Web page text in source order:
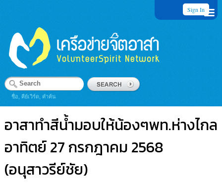
Sign In
ชื่อ, คีย์เวิร์ด, คำค้น
อาสาทำสีน้ำมอบให้น้องๆพท.ห่างไกล
อาทิตย์ 27 กรกฎาคม 2568
(อนุสาวรีย์ชัย)